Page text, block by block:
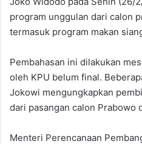
program unggulan dari calon
termasuk program makan
Pembahasan ini dilakukan
oleh KPU belum final.
Jokowi mengungkapkan
dari pasangan calon Prabowo
Menteri Perencanaan